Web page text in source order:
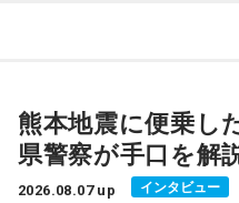
寅の日は、お金に関する縁
とから、財布を購入したり、
して選ぶ人もいます。
＜リスナーからのメッセージ
ミセス先生、こんばんは！
た！ 私にとって初めての「
参加できて本当に良かったで
熊本地震に便乗し
県警察が手口を解
2026.08.07 up インタビュー